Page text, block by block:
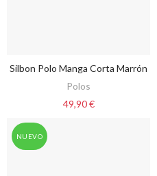
VER OPCIONES
Silbon Polo Manga Corta Marrón
Polos
49,90 €
NUEVO